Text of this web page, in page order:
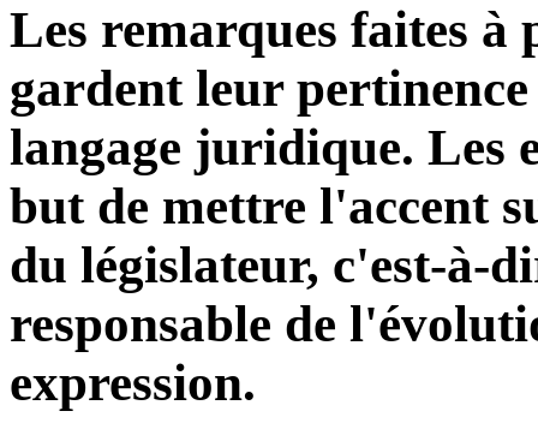
Les remarques faites à
gardent leur
langage juridique. Les
but de mettre l'accent
du législateur, c'est-à-
responsable de
expression.